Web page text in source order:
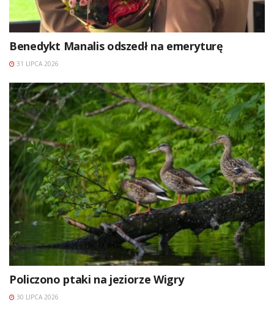
Benedykt Manalis odszedł na emeryturę
31 LIPCA 2026
Policzono ptaki na jeziorze Wigry
30 LIPCA 2026